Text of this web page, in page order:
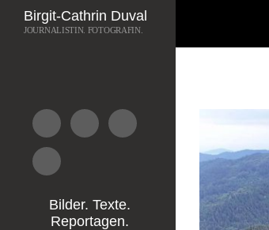
Suchen
Birgit-Cathrin Duval
JOURNALISTIN. FOTOGRAFIN.
Bilder. Texte.
Reportagen.